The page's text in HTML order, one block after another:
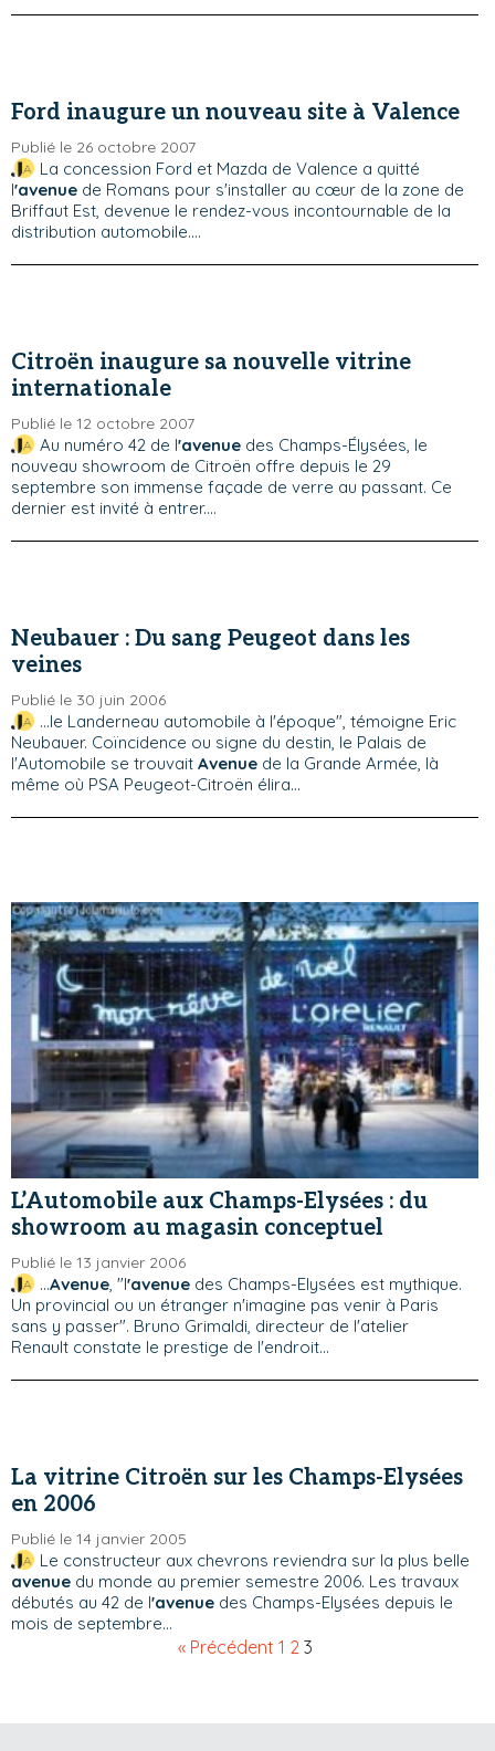
Ford inaugure un nouveau site à Valence
Publié le 26 octobre 2007
La concession Ford et Mazda de Valence a quitté
l'avenue de Romans pour s'installer au cœur de la zone de
Briffaut Est, devenue le rendez-vous incontournable de la
distribution automobile....
Citroën inaugure sa nouvelle vitrine
internationale
Publié le 12 octobre 2007
Au numéro 42 de l'avenuedes Champs-Élysées, le
nouveau showroom de Citroën offre depuis le 29
septembre son immense façade de verre au passant. Ce
dernier est invité à entrer....
Neubauer : Du sang Peugeot dans les
veines
Publié le 30 juin 2006
...le Landerneau automobile à l'époque", témoigne Eric
Neubauer. Coïncidence ou signe du destin, le Palais de
l'Automobile se trouvait Avenue de la Grande Armée, là
même où PSA Peugeot-Citroën élira...
L’Automobile aux Champs-Elysées : du
showroom au magasin conceptuel
Publié le 13 janvier 2006
...Avenue, "l'avenuedes Champs-Elysées est mythique.
Un provincial ou un étranger n'imagine pas venir à Paris
sans y passer". Bruno Grimaldi, directeur de l'atelier
Renault constate le prestige de l'endroit...
La vitrine Citroën sur les Champs-Elysées
en 2006
Publié le 14 janvier 2005
Le constructeur aux chevrons reviendra sur la plus belle
avenue du monde au premier semestre 2006. Les travaux
débutés au 42 de l'avenue des Champs-Elysées depuis le
mois de septembre...
« Précédent 1 2 3